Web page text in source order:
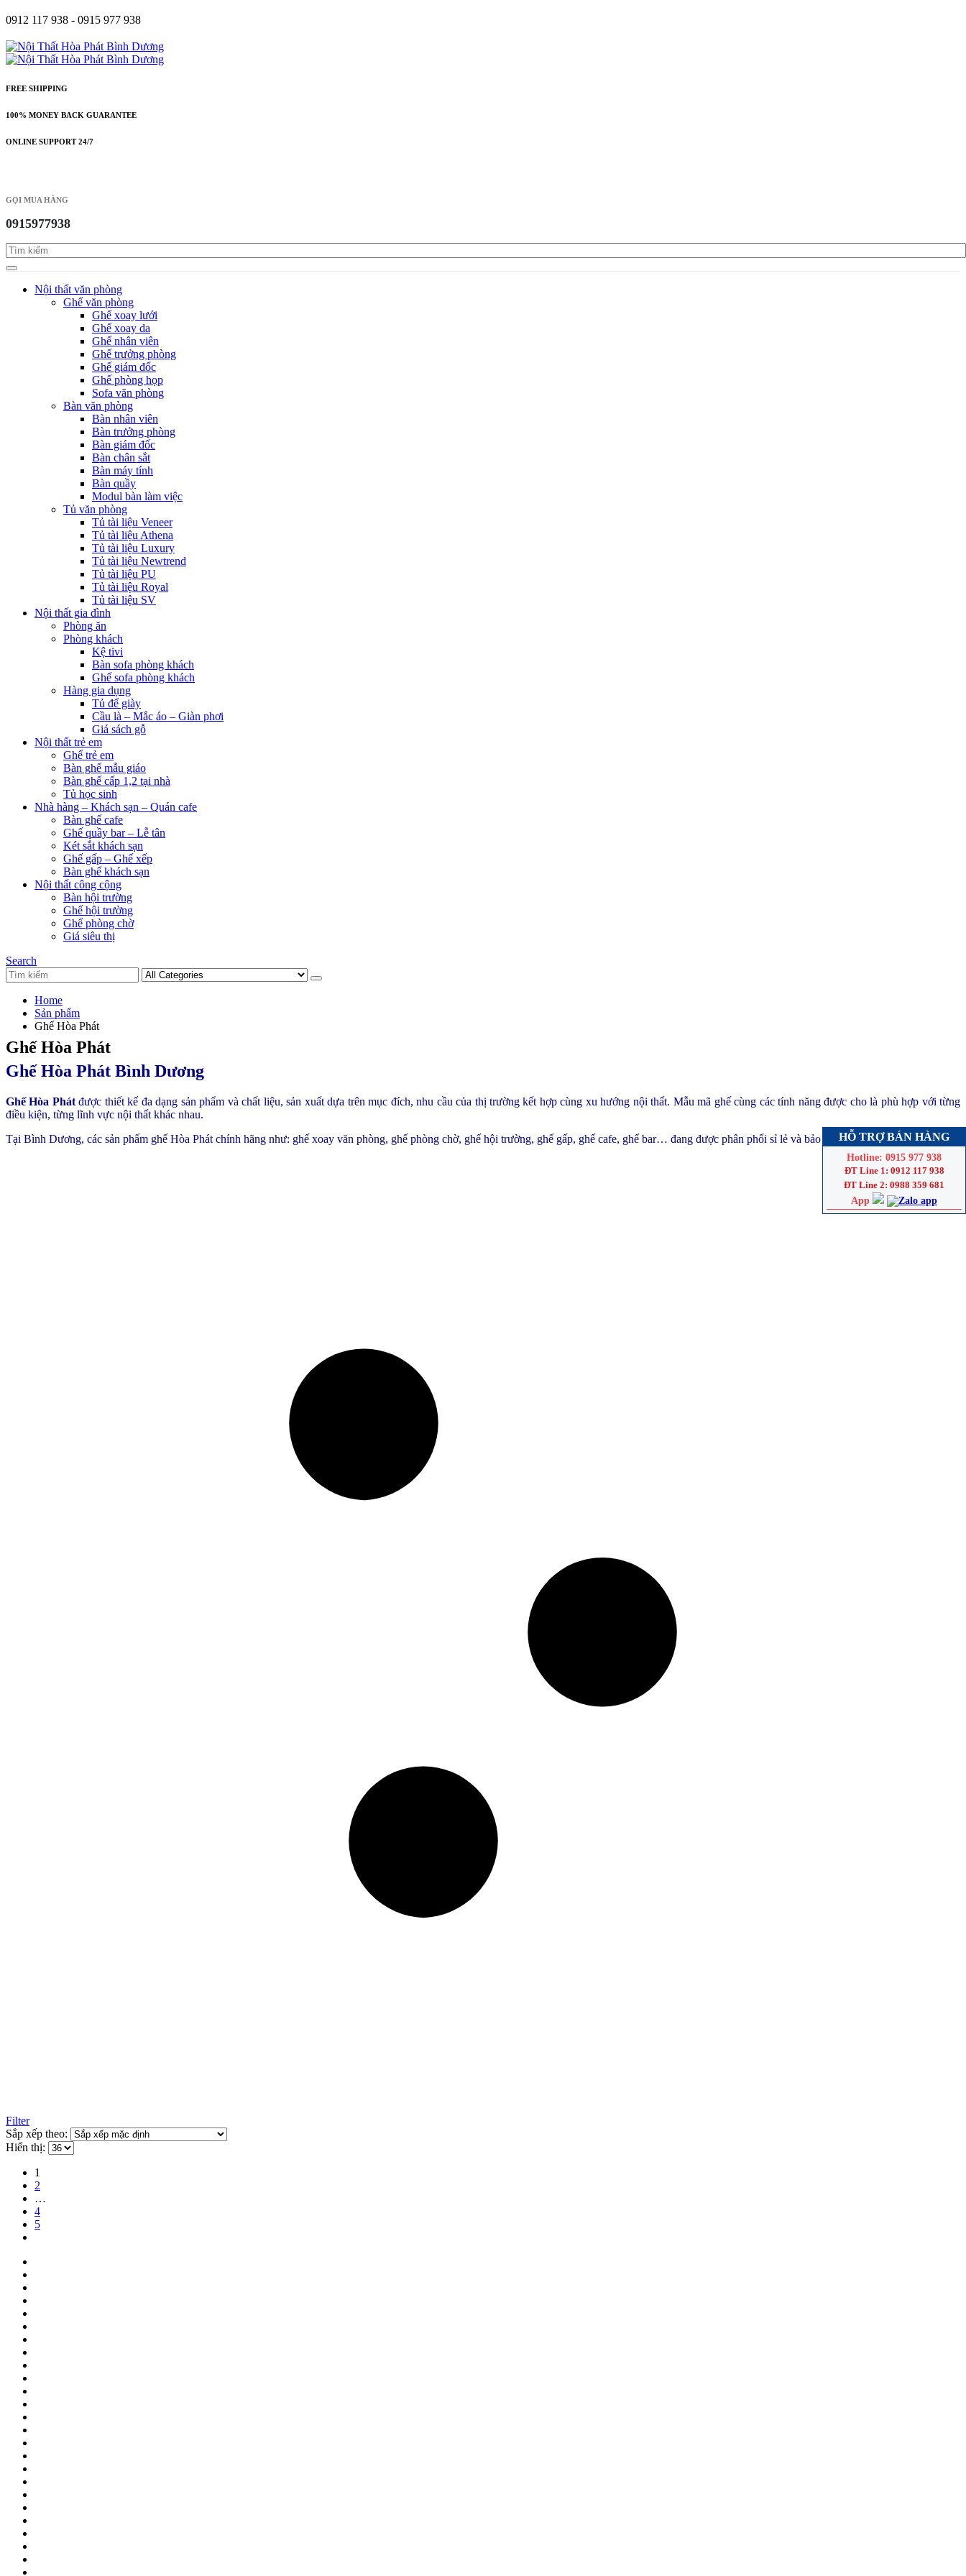
0912 117 938 - 0915 977 938
FREE SHIPPING
100% MONEY BACK GUARANTEE
ONLINE SUPPORT 24/7
GỌI MUA HÀNG
0915977938
Nội thất văn phòng
Ghế văn phòng
Ghế xoay lưới
Ghế xoay da
Ghế nhân viên
Ghế trưởng phòng
Ghế giám đốc
Ghế phòng họp
Sofa văn phòng
Bàn văn phòng
Bàn nhân viên
Bàn trưởng phòng
Bàn giám đốc
Bàn chân sắt
Bàn máy tính
Bàn quầy
Modul bàn làm việc
Tủ văn phòng
Tủ tài liệu Veneer
Tủ tài liệu Athena
Tủ tài liệu Luxury
Tủ tài liệu Newtrend
Tủ tài liệu PU
Tủ tài liệu Royal
Tủ tài liệu SV
Nội thất gia đình
Phòng ăn
Phòng khách
Kệ tivi
Bàn sofa phòng khách
Ghế sofa phòng khách
Hàng gia dụng
Tủ để giày
Cầu là – Mắc áo – Giàn phơi
Giá sách gỗ
Nội thất trẻ em
Ghế trẻ em
Bàn ghế mẫu giáo
Bàn ghế cấp 1,2 tại nhà
Tủ học sinh
Nhà hàng – Khách sạn – Quán cafe
Bàn ghế cafe
Ghế quầy bar – Lễ tân
Két sắt khách sạn
Ghế gấp – Ghế xếp
Bàn ghế khách sạn
Nội thất công cộng
Bàn hội trường
Ghế hội trường
Ghế phòng chờ
Giá siêu thị
Search
Home
Sản phẩm
Ghế Hòa Phát
Ghế Hòa Phát
Ghế Hòa Phát Bình Dương
Ghế Hòa Phátđược thiết kế đa dạng sản phẩm và chất liệu, sản xuất dựa trên mục đích, nhu cầu của thị trường kết hợp cùng xu hướng nội thất. Mẫu mã ghế cùng các tính năng được cho là phù hợp với từng
điều kiện, từng lĩnh vực nội thất khác nhau.
Tại Bình Dương, các sản phẩm ghế Hòa Phát chính hãng như: ghế xoay văn phòng, ghế phòng chờ, ghế hội trường, ghế gấp, ghế cafe, ghế bar… đang được phân phối sỉ lẻ và bảo hành 12 tháng.
Filter
Sắp xếp theo:
Hiển thị:
1
2
…
4
5
HỖ TRỢ BÁN HÀNG
Hotline: 0915 977 938
ĐT Line 1: 0912 117 938
ĐT Line 2: 0988 359 681
App